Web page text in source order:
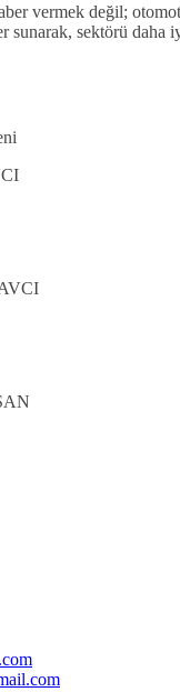
vermek değil;
sunarak, sektörü daha